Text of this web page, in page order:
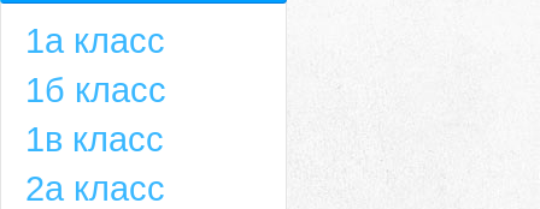
1а класс
1б класс
1в класс
2а класс